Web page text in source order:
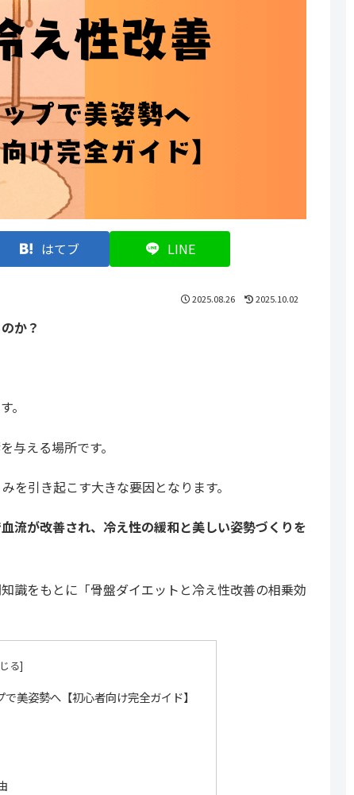
はてブ LINE
2025.08.26 2025.10.02
か？
。
与える場所です。
を引き起こす大きな要因となります。
流が改善され、冷え性の緩和と美しい姿勢づくりを
識をもとに「骨盤ダイエットと冷え性改善の相乗効
美姿勢へ【初心者向け完全ガイド】